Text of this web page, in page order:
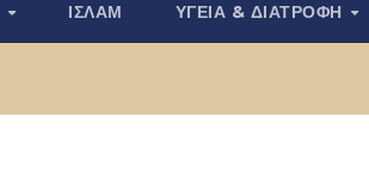
ΙΣΛΑΜ ΥΓΕΙΑ & ΔΙΑΤΡΟΦΗ